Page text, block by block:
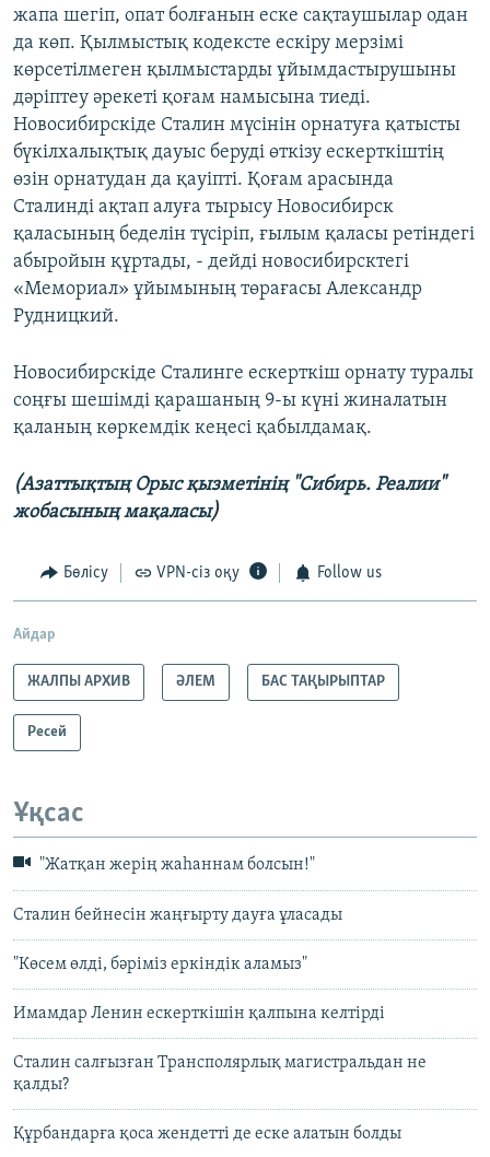
жапа шегіп, опат болғанын еске сақтаушылар одан
да көп. Қылмыстық кодексте ескіру мерзімі
көрсетілмеген қылмыстарды ұйымдастырушыны
дәріптеу әрекеті қоғам намысына тиеді.
Новосибирскіде Сталин мүсінін орнатуға қатысты
бүкілхалықтық дауыс беруді өткізу ескерткіштің
өзін орнатудан да қауіпті. Қоғам арасында
Сталинді ақтап алуға тырысу Новосибирск
қаласының беделін түсіріп, ғылым қаласы ретіндегі
абыройын құртады, - дейді новосибирсктегі
«Мемориал» ұйымының төрағасы Александр
Рудницкий.
Новосибирскіде Сталинге ескерткіш орнату туралы
соңғы шешімді қарашаның 9-ы күні жиналатын
қаланың көркемдік кеңесі қабылдамақ.
(Азаттықтың Орыс қызметінің "Сибирь. Реалии"
жобасының мақаласы)
Бөлісу VPN-сіз оқу Follow us
Айдар
ЖАЛПЫ АРХИВ ӘЛЕМ БАС ТАҚЫРЫПТАР
Ресей
Ұқсас
"Жатқан жерің жаһаннам болсын!"
Сталин бейнесін жаңғырту дауға ұласады
"Көсем өлді, бәріміз еркіндік аламыз"
Имамдар Ленин ескерткішін қалпына келтірді
Сталин салғызған Трансполярлық магистральдан не
қалды?
Құрбандарға қоса жендетті де еске алатын болды